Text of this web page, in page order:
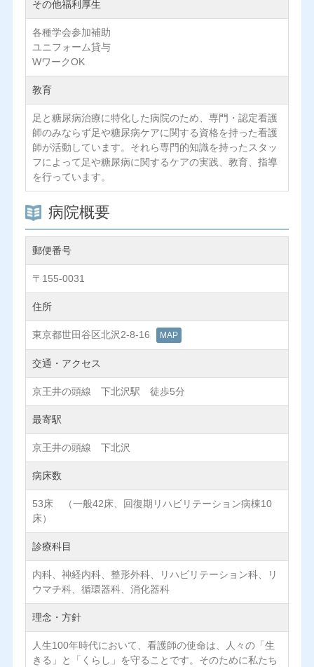
その他福利厚生
各種学会参加補助
ユニフォーム貸与
WワークOK
教育
足と糖尿病治療に特化した病院のため、専門・認定看護
師のみならず足や糖尿病ケアに関する資格を持った看護
師が活動しています。それら専門的知識を持ったスタッ
フによって足や糖尿病に関するケアの実践、教育、指導
を行っています。
病院概要
郵便番号
〒155-0031
住所
東京都世田谷区北沢2-8-16 MAP
交通・アクセス
京王井の頭線 下北沢駅 徒歩5分
最寄駅
京王井の頭線 下北沢
病床数
53床 （一般42床、回復期リハビリテーション病棟10
床）
診療科目
内科、神経内科、整形外科、リハビリテーション科、リ
ウマチ科、循環器科、消化器科
理念・方針
人生100年時代において、看護師の使命は、人々の「生
きる」と「くらし」を守ることです。そのために私たち